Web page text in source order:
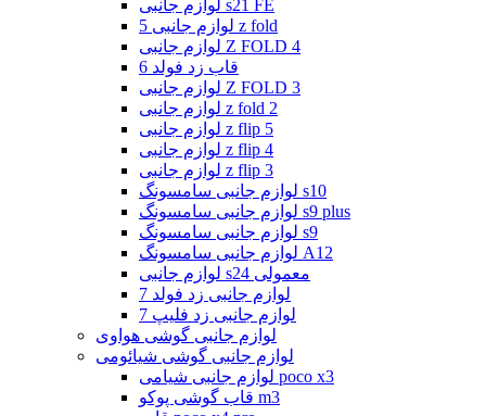
لوازم جانبی s21 FE
لوازم جانبی 5 z fold
لوازم جانبی Z FOLD 4
قاب زد فولد 6
لوازم جانبی Z FOLD 3
لوازم جانبی z fold 2
لوازم جانبی z flip 5
لوازم جانبی z flip 4
لوازم جانبی z flip 3
لوازم جانبی سامسونگ s10
لوازم جانبی سامسونگ s9 plus
لوازم جانبی سامسونگ s9
لوازم جانبی سامسونگ A12
لوازم جانبی s24 معمولی
لوازم جانبی زد فولد 7
لوازم جانبی زد فلیپ 7
لوازم جانبی گوشی هواوی
لوازم جانبی گوشی شیائومی
لوازم جانبی شیامی poco x3
قاب گوشی پوکو m3